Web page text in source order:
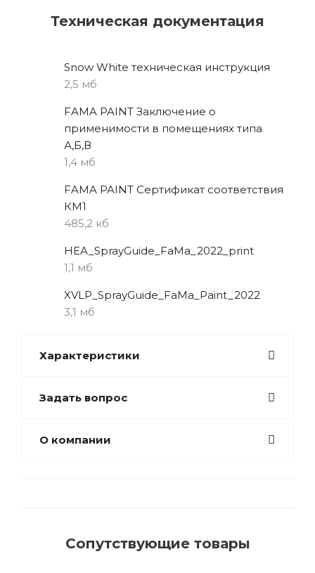
Техническая документация
Snow White техническая инструкция
2,5 мб
FAMA PAINT Заключение о
применимости в помещениях типа
А,Б,В
1,4 мб
FAMA PAINT Сертификат соответствия
КМ1
485,2 кб
HEA_SprayGuide_FaMa_2022_print
1,1 мб
XVLP_SprayGuide_FaMa_Paint_2022
3,1 мб
Характеристики
Задать вопрос
О компании
Сопутствующие товары